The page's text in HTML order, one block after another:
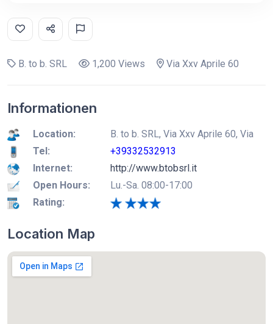
B. to b. SRL 1,200 Views Via Xxv Aprile 60
Informationen
Location:
B. to b. SRL, Via Xxv Aprile 60, Via
Tel:
+39332532913
Internet:
http://www.btobsrl.it
Open Hours:
Lu.-Sa. 08:00-17:00
Rating:
Location Map